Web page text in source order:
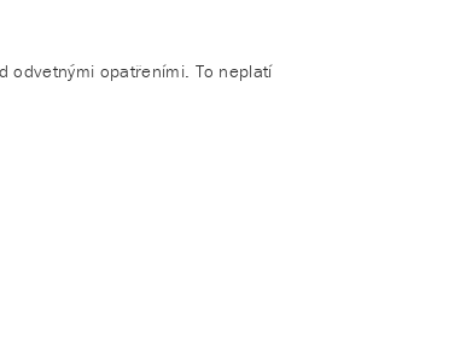
odvetnými opatřeními. To neplatí